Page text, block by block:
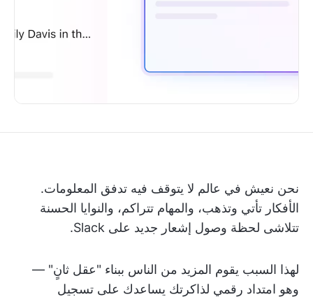
نحن نعيش في عالم لا يتوقف فيه تدفق المعلومات.
الأفكار تأتي وتذهب، والمهام تتراكم، والنوايا الحسنة
تتلاشى لحظة وصول إشعار جديد على Slack.
لهذا السبب يقوم المزيد من الناس ببناء "عقل ثانٍ" —
وهو امتداد رقمي لذاكرتك يساعدك على تسجيل